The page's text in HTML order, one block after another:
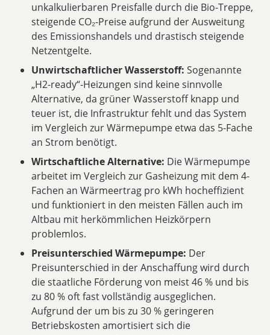
unkalkulierbaren Preisfalle durch die Bio-Treppe,
steigende CO₂-Preise aufgrund der Ausweitung
des Emissionshandels und drastisch steigende
Netzentgelte.
Unwirtschaftlicher Wasserstoff: Sogenannte
„H2-ready“-Heizungen sind keine sinnvolle
Alternative, da grüner Wasserstoff knapp und
teuer ist, die Infrastruktur fehlt und das System
im Vergleich zur Wärmepumpe etwa das 5-Fache
an Strom benötigt.
Wirtschaftliche Alternative: Die Wärmepumpe
arbeitet im Vergleich zur Gasheizung mit dem 4-
Fachen an Wärmeertrag pro kWh hocheffizient
und funktioniert in den meisten Fällen auch im
Altbau mit herkömmlichen Heizkörpern
problemlos.
Preisunterschied Wärmepumpe: Der
Preisunterschied in der Anschaffung wird durch
die staatliche Förderung von meist 46 % und bis
zu 80 % oft fast vollständig ausgeglichen.
Aufgrund der um bis zu 30 % geringeren
Betriebskosten amortisiert sich die